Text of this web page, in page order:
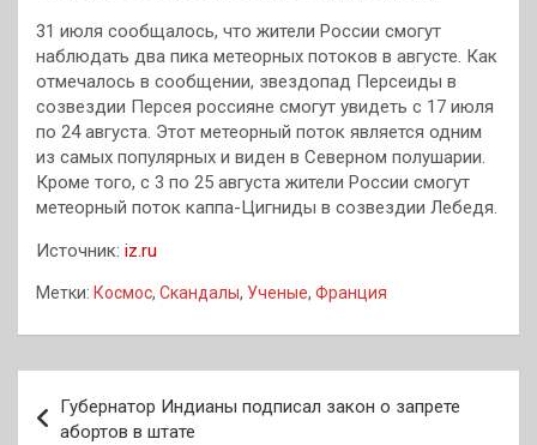
31 июля сообщалось, что жители России смогут
наблюдать два пика метеорных потоков в августе. Как
отмечалось в сообщении, звездопад Персеиды в
созвездии Персея россияне смогут увидеть с 17 июля
по 24 августа. Этот метеорный поток является одним
из самых популярных и виден в Северном полушарии.
Кроме того, с 3 по 25 августа жители России смогут
метеорный поток каппа-Цигниды в созвездии Лебедя.
Источник: iz.ru
Метки: Космос, Скандалы, Ученые, Франция
по
Губернатор Индианы подписал закон о запрете
абортов в штате